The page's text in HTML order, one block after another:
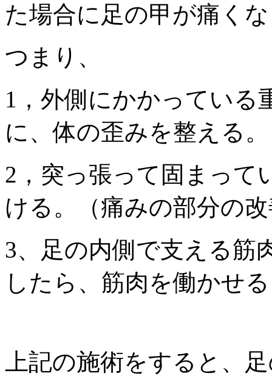
た場合に足の甲が痛く
つまり、
1，外側にかかっている
に、体の歪みを整える
2，突っ張って固まって
ける。（痛みの部分の
3、足の内側で支える筋
したら、筋肉を働かせ
上記の施術をすると、